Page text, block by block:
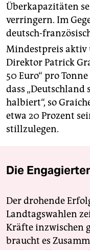
Überkapazitäten
verringern. Im
deutsch-
Mindestpreis aktiv
Direktor Patrick
50 Euro“ pro
dass
halbiert“, so
etwa 20 Prozent
stillzulegen.
Die
Der drohende
Landtagswahlen
Kräfte inzwischen
braucht es